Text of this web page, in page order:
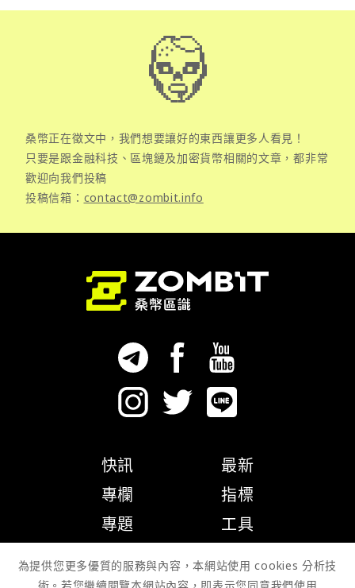
桑幣正在徵文中，我們想要讓好的東西讓更多人看見！
只要是跟金融科技、區塊鏈及加密貨幣相關的文章，都非常
歡迎向我們投稿
投稿信箱： contact@zombit.info
快訊
專欄
專題
最新
指標
工具
為提供您更多優質的服務與內容，本網站使用 cookies 分析技